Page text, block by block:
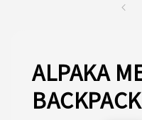
ALPAKA